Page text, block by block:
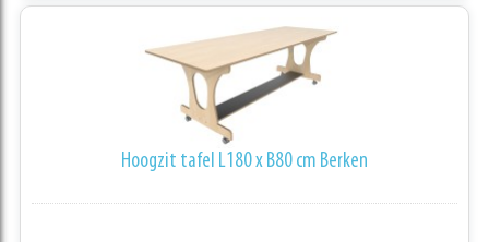
Hoogzit tafel L180 x B80 cm Berken